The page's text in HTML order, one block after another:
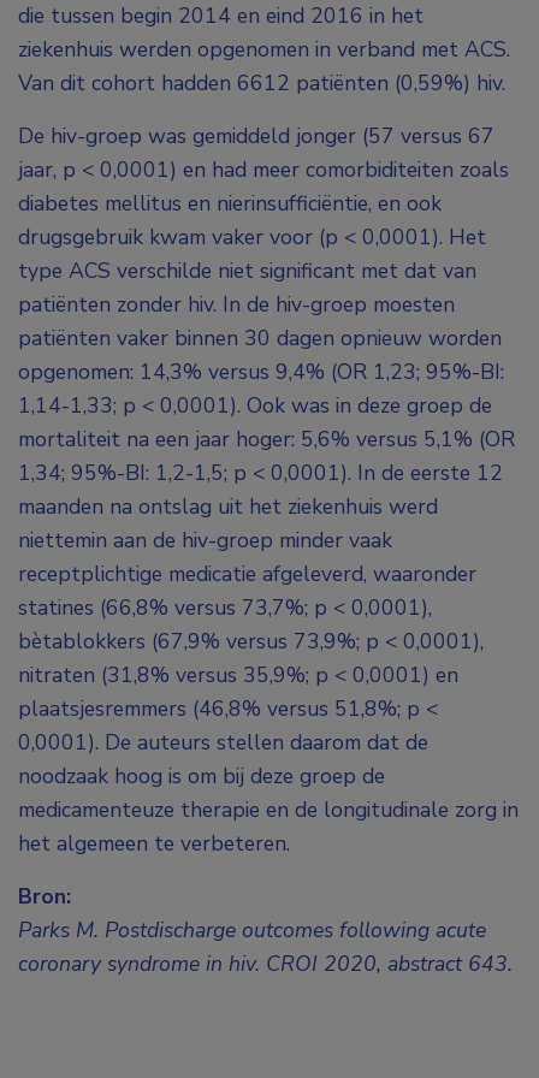
die tussen begin 2014 en eind 2016 in het
ziekenhuis werden opgenomen in verband met ACS.
Van dit cohort hadden 6612 patiënten (0,59%) hiv.
De hiv-groep was gemiddeld jonger (57 versus 67
jaar, p < 0,0001) en had meer comorbiditeiten zoals
diabetes mellitus en nierinsufficiëntie, en ook
drugsgebruik kwam vaker voor (p < 0,0001). Het
type ACS verschilde niet significant met dat van
patiënten zonder hiv. In de hiv-groep moesten
patiënten vaker binnen 30 dagen opnieuw worden
opgenomen: 14,3% versus 9,4% (OR 1,23; 95%-BI:
1,14-1,33; p < 0,0001). Ook was in deze groep de
mortaliteit na een jaar hoger: 5,6% versus 5,1% (OR
1,34; 95%-BI: 1,2-1,5; p < 0,0001). In de eerste 12
maanden na ontslag uit het ziekenhuis werd
niettemin aan de hiv-groep minder vaak
receptplichtige medicatie afgeleverd, waaronder
statines (66,8% versus 73,7%; p < 0,0001),
bètablokkers (67,9% versus 73,9%; p < 0,0001),
nitraten (31,8% versus 35,9%; p < 0,0001) en
plaatsjesremmers (46,8% versus 51,8%; p <
0,0001). De auteurs stellen daarom dat de
noodzaak hoog is om bij deze groep de
medicamenteuze therapie en de longitudinale zorg in
het algemeen te verbeteren.
Bron:
Parks M. Postdischarge outcomes following acute
coronary syndrome in hiv. CROI 2020, abstract 643.